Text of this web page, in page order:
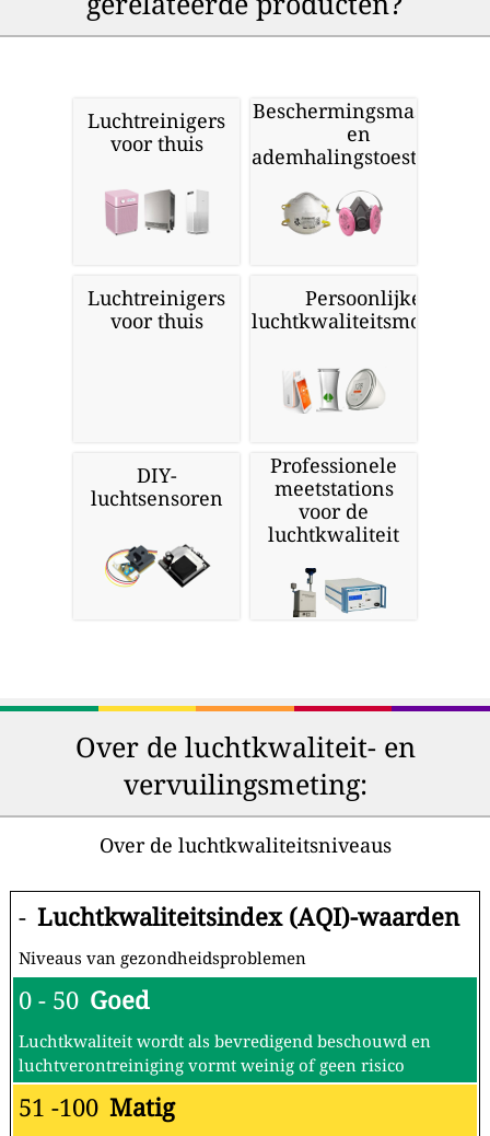
Luchtreinigers
voor thuis
Beschermingsmaskers
en
ademhalingstoestellen
Luchtreinigers
voor thuis
Persoonlijke
luchtkwaliteitsmonitors
DIY-
luchtsensoren
Professionele
meetstations
voor de
luchtkwaliteit
Over de luchtkwaliteit- en
vervuilingsmeting:
Over de luchtkwaliteitsniveaus
- Luchtkwaliteitsindex (AQI)-waarden
Niveaus van gezondheidsproblemen
0 - 50 Goed
Luchtkwaliteit wordt als bevredigend beschouwd en
luchtverontreiniging vormt weinig of geen risico
51 -100 Matig